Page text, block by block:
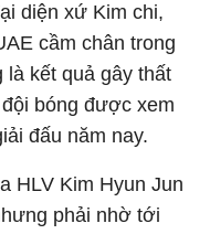
diện xứ Kim chi,
cầm chân trong
kết quả gây thất
bóng được xem
đấu năm nay.
HLV Kim Hyun Jun
phải nhờ tới